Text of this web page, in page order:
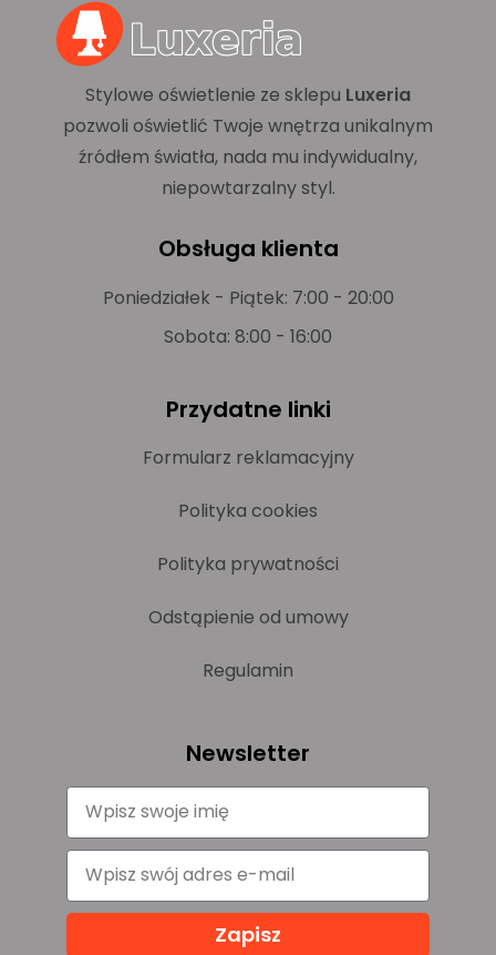
Stylowe oświetlenie ze sklepu Luxeria
pozwoli oświetlić Twoje wnętrza unikalnym
źródłem światła, nada mu indywidualny,
niepowtarzalny styl.
Obsługa klienta
Poniedziałek - Piątek: 7:00 - 20:00
Sobota: 8:00 - 16:00
Przydatne linki
Formularz reklamacyjny
Polityka cookies
Polityka prywatności
Odstąpienie od umowy
Regulamin
Newsletter
Zapisz